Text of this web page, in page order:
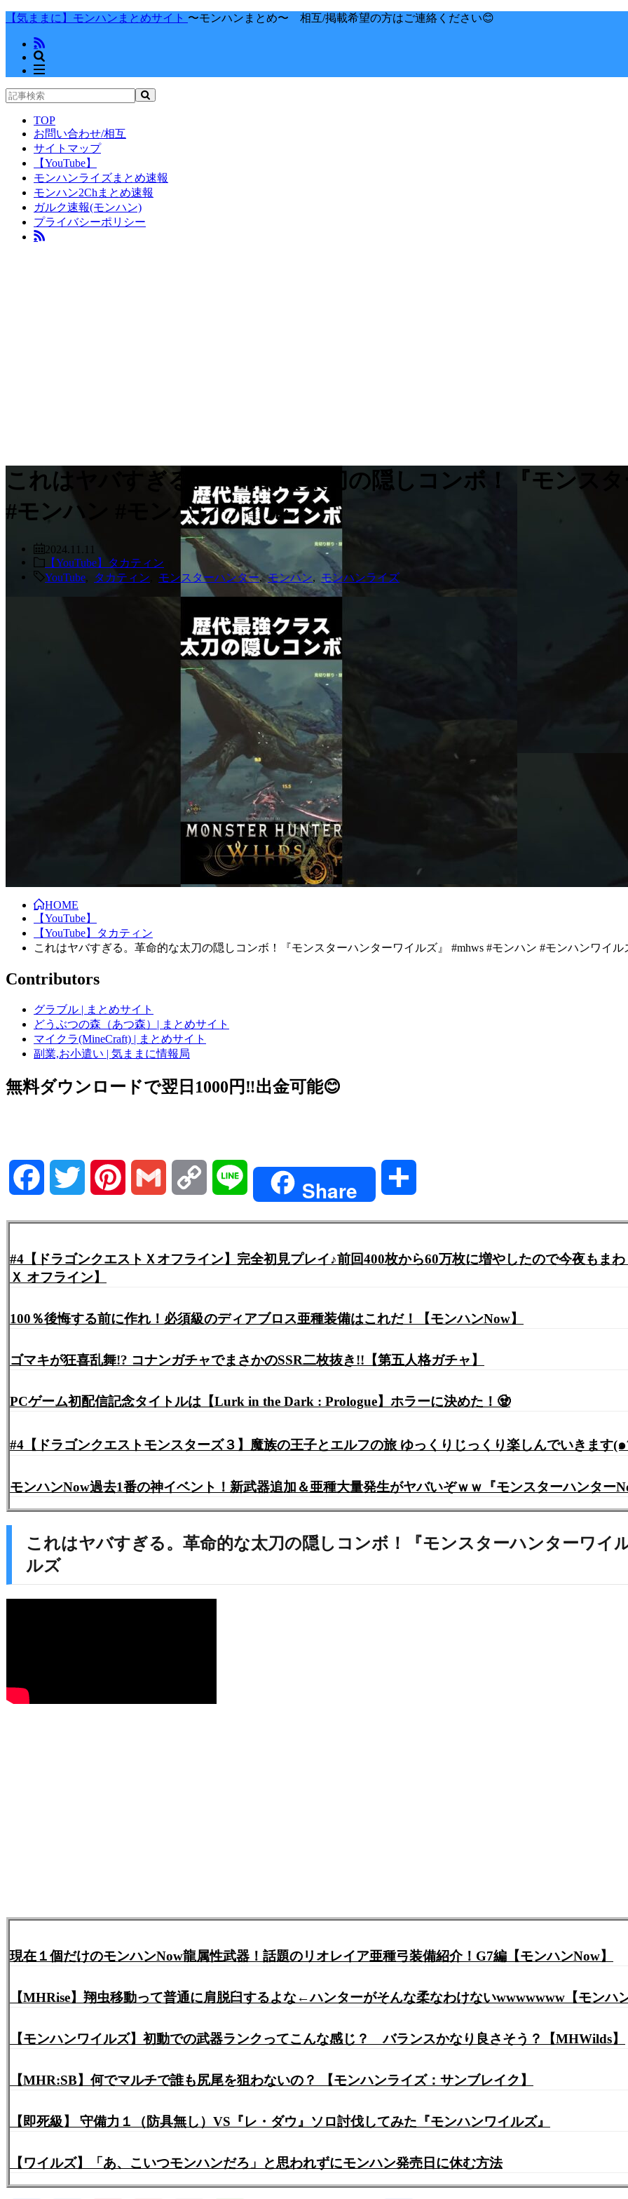
【気ままに】モンハンまとめサイト 〜モンハンまとめ〜 相互/掲載希望の方はご連絡ください😊
TOP
お問い合わせ/相互
サイトマップ
【YouTube】
モンハンライズまとめ速報
モンハン2Chまとめ速報
ガルク速報(モンハン)
プライバシーポリシー
これはヤバすぎる。革命的な太刀の隠しコンボ！『モンス
#モンハン #モンハンワイルズ
2024.11.11
【YouTube】タカティン
YouTube
タカティン モンスターハンター,モンハン モンハンライズ
HOME
【YouTube】
【YouTube】タカティン
これはヤバすぎる。革命的な太刀の隠しコンボ！『モンスターハンターワイルズ』 #mhws #モンハン #モンハンワイル
Contributors
グラブル | まとめサイト
どうぶつの森（あつ森）| まとめサイト
マイクラ(MineCraft) | まとめサイト
副業,お小遣い | 気ままに情報局
無料ダウンロードで翌日1000円‼️出金可能😊
Facebook Twitter Pinterest Gmail Copy Share
#4【ドラゴンクエストＸオフライン】完全初見プレイ♪前回400枚から60万枚に増やしたので今夜も
Ｘ オフライン】
100％後悔する前に作れ！必須級のディアブロス亜種装備はこれだ！【モンハンNow】
ゴマキが狂喜乱舞!? コナンガチャでまさかのSSR二枚抜き!!【第五人格ガチャ】
PCゲーム初配信記念タイトルは【Lurk in the Dark : Prologue】ホラーに決めた！🧟
#4【ドラゴンクエストモンスターズ３】魔族の王子とエルフの旅 ゆっくりじっくり楽しんでいきます(
モンハンNow過去1番の神イベント！新武器追加＆亜種大量発生がヤバいぞｗｗ『モンスターハンター
これはヤバすぎる。革命的な太刀の隠しコンボ！『モンスターハンターワイ
ルズ
現在１個だけのモンハンNow龍属性武器！話題のリオレイア亜種弓装備紹介！G7編【モンハンNow】
【MHRise】翔虫移動って普通に肩脱臼するよな←ハンターがそんな柔なわけないwwwwwww【モンハ
【モンハンワイルズ】初動での武器ランクってこんな感じ？ バランスかなり良さそう？【MHWilds】
【MHR:SB】何でマルチで誰も尻尾を狙わないの？ 【モンハンライズ：サンブレイク】
【即死級】 守備力１（防具無し）VS『レ・ダウ』ソロ討伐してみた『モンハンワイルズ』
【ワイルズ】「あ、こいつモンハンだろ」と思われずにモンハン発売日に休む方法